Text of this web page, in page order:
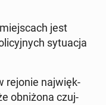
jest
sy­tu­acja
rejonie naj­więk­
ob­ni­żo­na czuj­